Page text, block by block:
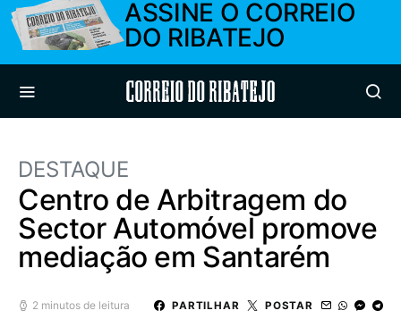
ASSINE O CORREIO
DO RIBATEJO
Correio do Ribatejo
DESTAQUE
Centro de Arbitragem do
Sector Automóvel promove
mediação em Santarém
2 minutos de leitura PARTILHAR POSTAR